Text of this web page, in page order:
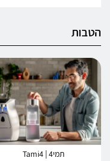
הטבות
תמי4 | Tami4